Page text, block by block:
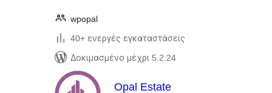
wpopal
40+ ενεργές εγκαταστάσεις
Δοκιμασμένο μέχρι 5.2.24
Opal Estate